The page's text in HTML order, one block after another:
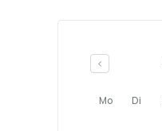
<
Mo Di